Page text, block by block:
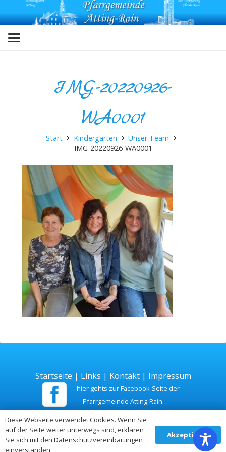
IMG-20220926-
WA0001
Start Kindergarten
Unser Team
IMG-20220926-WA0001
Startseite | Links | Kontakt| Impressum
…hier gehts zur Facebook-Seite der
Pfarrgemeinde Atting-Rain…
Zuletzt aktualisiert am 26. Juli 2026
Diese Webseite verwendet Cookies. Wenn Sie
auf der Seite weiter unterwegs sind, erklären
Sie sich mit den Datenschutzvereinbarungen
einverstanden.
Akzeptieren